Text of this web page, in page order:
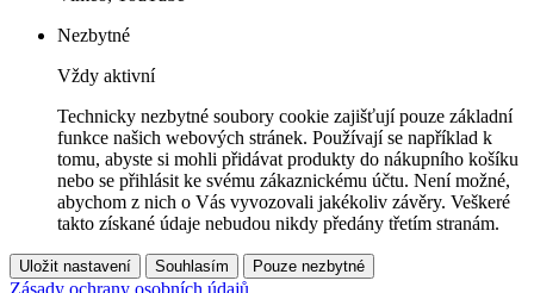
Nezbytné
Vždy aktivní
Technicky nezbytné soubory cookie zajišťují pouze základní
funkce našich webových stránek. Používají se například k
tomu, abyste si mohli přidávat produkty do nákupního košíku
nebo se přihlásit ke svému zákaznickému účtu. Není možné,
abychom z nich o Vás vyvozovali jakékoliv závěry. Veškeré
takto získané údaje nebudou nikdy předány třetím stranám.
Uložit nastavení Souhlasím Pouze nezbytné
Zásady ochrany osobních údajů